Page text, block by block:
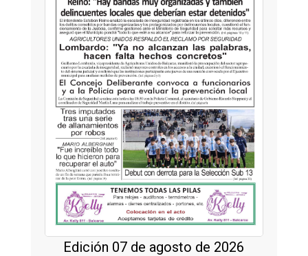
Edición 07 de agosto de 2026